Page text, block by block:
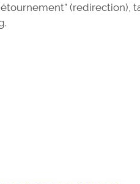
(redirection),